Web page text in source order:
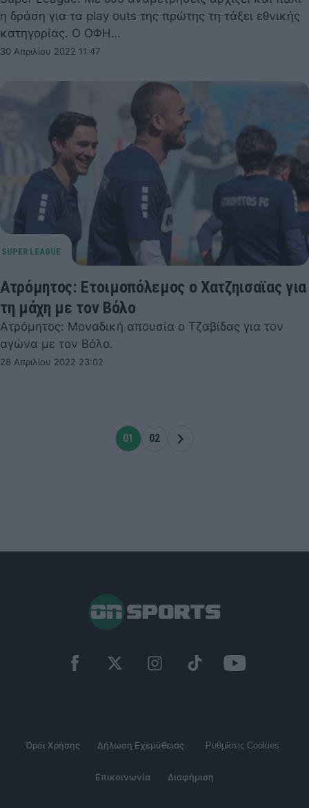
η δράση για τα play outs της πρώτης τη τάξει εθνικής
κατηγορίας. Ο ΟΦΗ…
30 Απριλίου 2022 11:47
Ατρόμητος: Ετοιμοπόλεμος ο Χατζηισαϊας για
τη μάχη με τον Βόλο
Ατρόμητος: Μοναδική απουσία ο Τζαβίδας για τον
αγώνα με τον Βόλο.
28 Απριλίου 2022 23:02
01 02
Όροι Χρήσης Δήλωση Εχεμύθειας Ρυθμίσεις Cookies
Επικοινωνία Διαφήμιση